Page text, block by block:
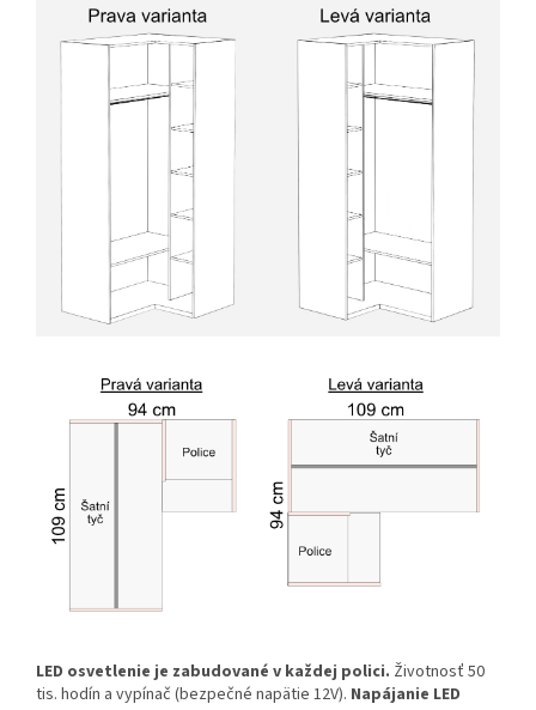
LED osvetlenie je zabudované v každej polici. Životnosť 50
tis. hodín a vypínač (bezpečné napätie 12V). Napájanie LED